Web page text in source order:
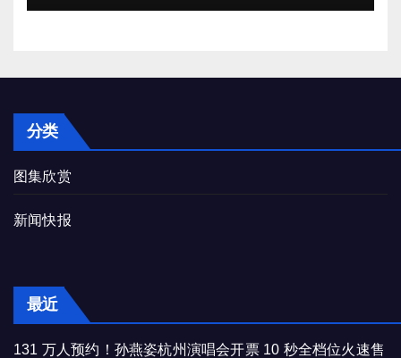
分类
图集欣赏
新闻快报
最近
131 万人预约！孙燕姿杭州演唱会开票 10 秒全档位火速售